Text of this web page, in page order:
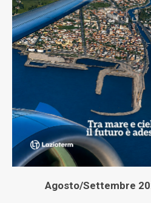
Agosto/Settembre